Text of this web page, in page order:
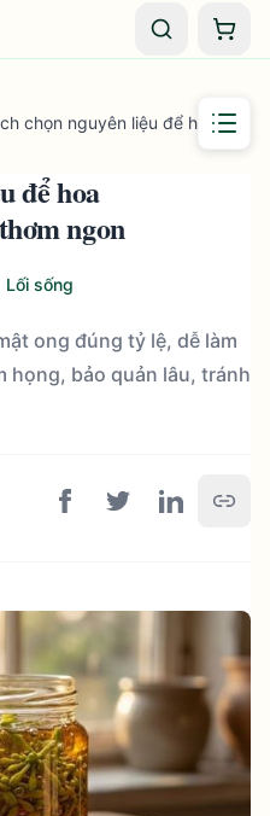
Giỏ
chọn nguyên liệu để hoa đu
để hoa
ngon
Lối sống
ong đúng tỷ lệ, dễ làm
họng, bảo quản lâu, tránh